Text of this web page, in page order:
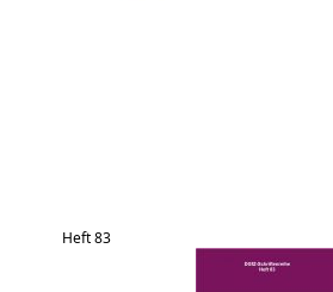
Heft 83